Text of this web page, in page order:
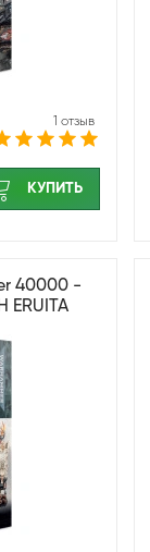
1 отзыв
КУПИТЬ
40000 -
ERUITA